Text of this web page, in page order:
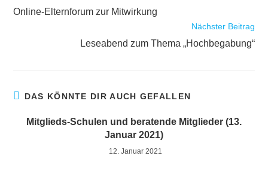
ansehen
Online-Elternforum zur Mitwirkung
Nächster Beitrag
Leseabend zum Thema „Hochbegabung“
DAS KÖNNTE DIR AUCH GEFALLEN
Mitglieds-Schulen und beratende Mitglieder (13.
Januar 2021)
12. Januar 2021